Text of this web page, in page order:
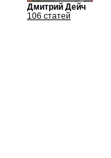
Дмитрий Дейч
106 статей